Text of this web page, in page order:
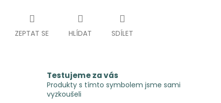
ZEPTAT SE HLÍDAT SDÍLET
Testujeme za vás
Produkty s tímto symbolem jsme sami
vyzkoušeli